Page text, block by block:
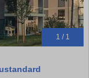
1 / 1